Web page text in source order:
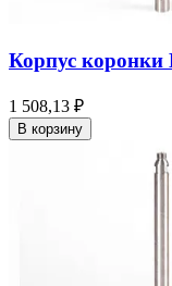
Корпус коронки
1 508,13 ₽
В корзину